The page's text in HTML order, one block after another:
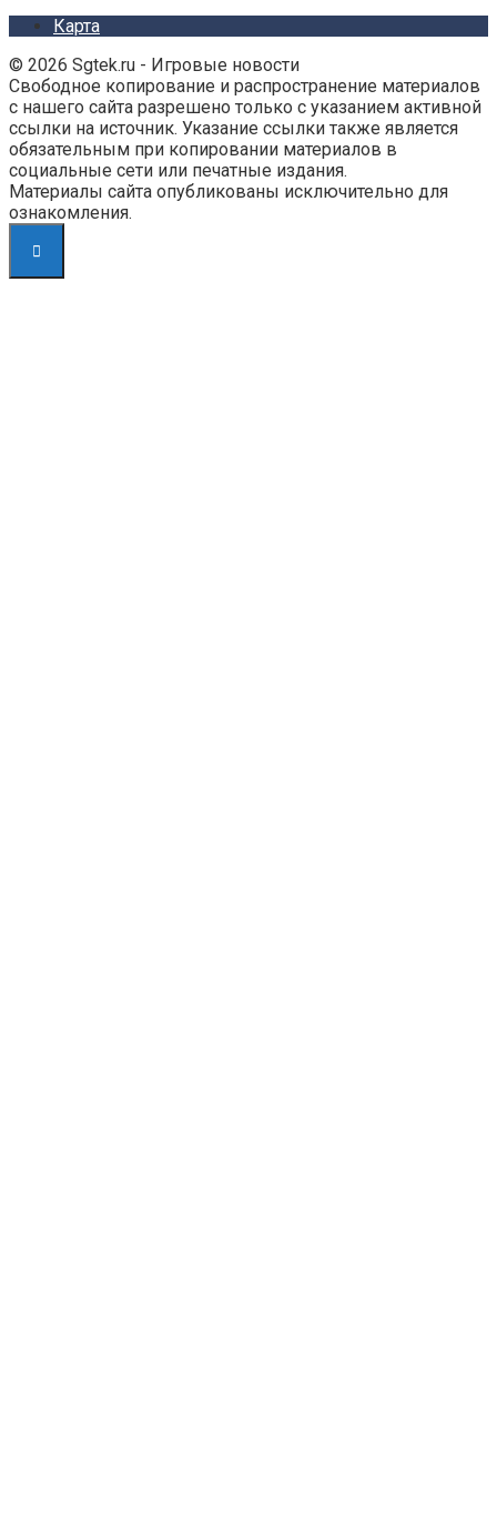
Карта
© 2026 Sgtek.ru - Игровые новости
Свободное копирование и распространение материалов
с нашего сайта разрешено только с указанием активной
ссылки на источник. Указание ссылки также является
обязательным при копировании материалов в
социальные сети или печатные издания.
Материалы сайта опубликованы исключительно для
ознакомления.